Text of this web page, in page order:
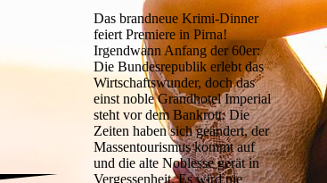
Das brandneue Krimi-Dinner
feiert Premiere in Pirna!
Irgendwann Anfang der 60er:
Die Bundesrepublik erlebt das
Wirtschaftswunder, doch das
einst noble Grandhotel Imperial
steht vor dem Bankrott. Die
Zeiten haben sich geändert, der
Massentourismus kommt auf
und die alte Noblesse gerät in
Vergessenheit. Es wird nie